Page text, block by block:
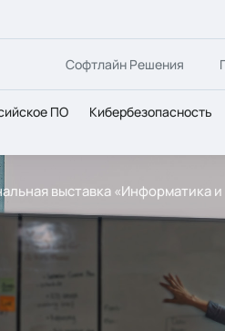
Софтлайн Решения
ПО Кибербезопасность
выставка «Информатика